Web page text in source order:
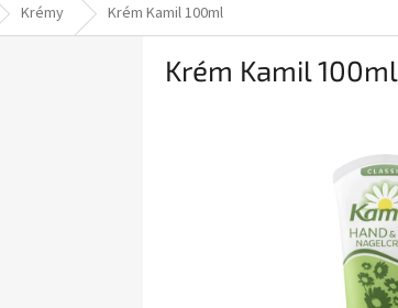
Krémy Krém Kamil 100ml
Krém Kamil 100ml